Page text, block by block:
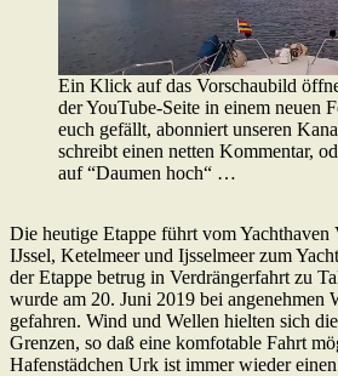
Ein Klick auf das Vorschaubild
der YouTube-Seite in einem neuen
euch gefällt, abonniert unseren
schreibt einen netten Kommentar,
auf “Daumen hoch“ …
Die heutige Etappe führt vom Yachthaven
IJssel, Ketelmeer und Ijsselmeer zum
der Etappe betrug in Verdrängerfahrt zu
wurde am 20. Juni 2019 bei angenehmen
gefahren. Wind und Wellen hielten sich
Grenzen, so daß eine komfotable Fahrt
Hafenstädchen Urk ist immer wieder